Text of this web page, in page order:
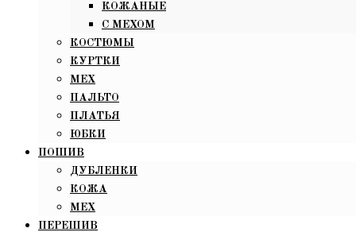
КОЖАНЫЕ
С МЕХОМ
КОСТЮМЫ
КУРТКИ
МЕХ
ПАЛЬТО
ПЛАТЬЯ
ЮБКИ
ПОШИВ
ДУБЛЕНКИ
КОЖА
МЕХ
ПЕРЕШИВ
окне